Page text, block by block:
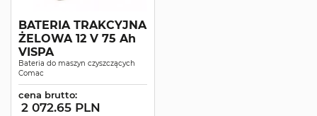
BATERIA TRAKCYJNA
ŻELOWA 12 V 75 Ah
VISPA
Bateria do maszyn czyszczących
Comac
cena brutto:
2 072.65 PLN